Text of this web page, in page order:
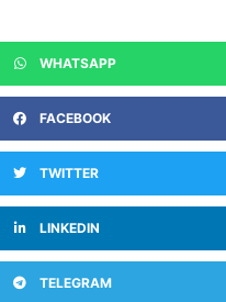
WHATSAPP
FACEBOOK
TWITTER
LINKEDIN
TELEGRAM